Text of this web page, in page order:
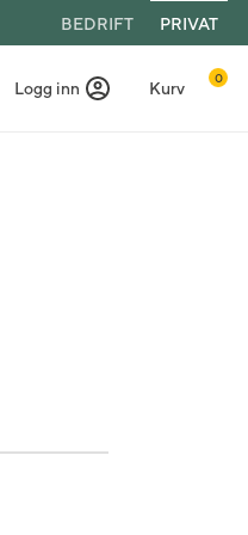
BEDRIFT PRIVAT
Logg inn Kurv
0